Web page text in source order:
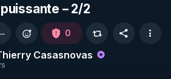
– 2/2
Casasnovas
0